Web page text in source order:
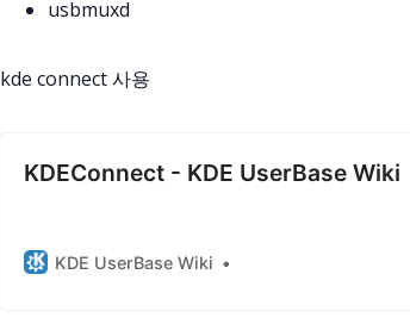
usbmuxd
kde connect 사용
KDEConnect - KDE UserBase Wiki
KDE UserBase Wiki